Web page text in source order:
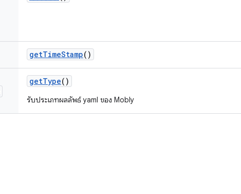
getTimeStamp()
getType()
รับประเภทผลลัพธ์ yaml ของ Mobly